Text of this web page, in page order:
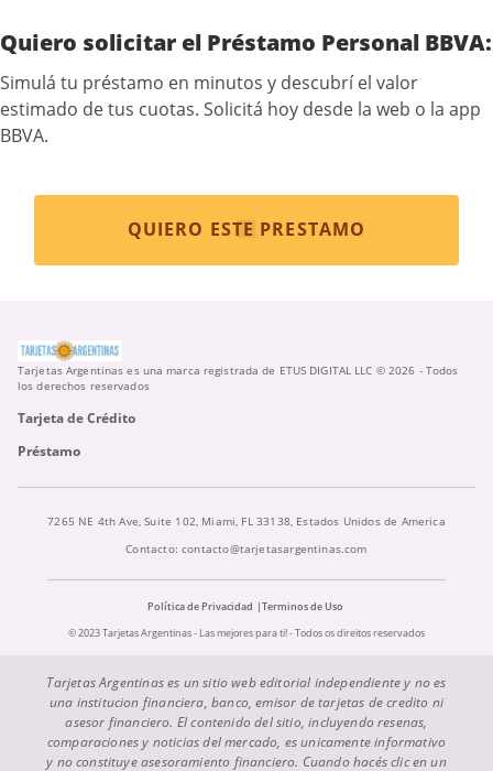
Quiero solicitar el Préstamo Personal BBVA:
Simulá tu préstamo en minutos y descubrí el valor
estimado de tus cuotas. Solicitá hoy desde la web o la app
BBVA.
QUIERO ESTE PRESTAMO
Tarjetas Argentinas es una marca registrada de ETUS DIGITAL LLC © 2026 - Todos
los derechos reservados
Tarjeta de Crédito
Préstamo
7265 NE 4th Ave, Suite 102, Miami, FL 33138, Estados Unidos de America
Contacto:contacto@tarjetasargentinas.com
Política de Privacidad
Terminos de Uso
© 2023 Tarjetas Argentinas - Las mejores para ti! - Todos os direitos reservados
Tarjetas Argentinas es un sitio web editorial independiente y no es
una institucion financiera, banco, emisor de tarjetas de credito ni
asesor financiero. El contenido del sitio, incluyendo resenas,
comparaciones y noticias del mercado, es unicamente informativo
y no constituye asesoramiento financiero. Cuando hacés clic en un